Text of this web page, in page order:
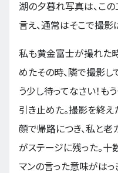
湖の夕暮れ写真は、こ
言え、通常はそこで撮影
私も黄金富士が撮れた
めたその時、隣で撮影し
う少し待ってなさい！も
引き止めた。撮影を終
顔で帰路につき、私と老
がステージに残った。十
マンの言った意味がはっ